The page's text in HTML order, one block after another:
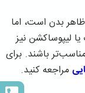
بدن است، اما
لیپوساکشن نیز
باشند. برای
مراجعه کنید.